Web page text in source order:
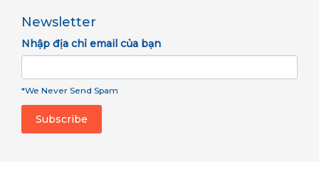
Newsletter
Nhập địa chỉ email của bạn
*We Never Send Spam